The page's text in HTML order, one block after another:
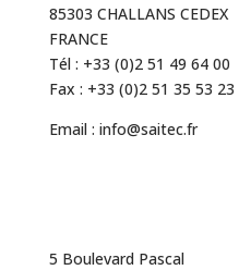
85303 CHALLANS CEDEX
FRANCE
Tél : +33 (0)2 51 49 64 00
Fax : +33 (0)2 51 35 53 23
Email : info@saitec.fr
5 Boulevard Pascal